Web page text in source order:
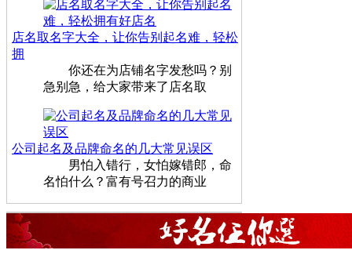
店名取名字大全，让你告别起名难，轻松
拥
你还在为店铺名字发愁吗？别
急别急，给大家带来了店名取
公司起名及品牌命名的几大常见误区
男怕入错行，女怕嫁错郎，命
名怕什么？富有号召力的商业